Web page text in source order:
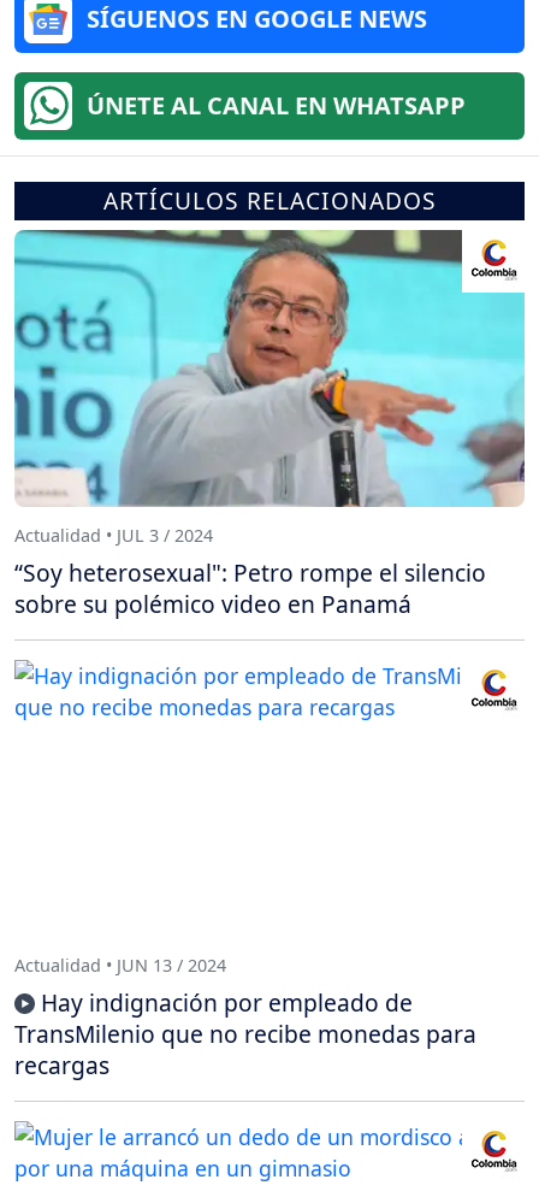
SÍGUENOS EN GOOGLE NEWS
ÚNETE AL CANAL EN WHATSAPP
ARTÍCULOS RELACIONADOS
Actualidad • JUL 3 / 2024
“Soy heterosexual": Petro rompe el silencio
sobre su polémico video en Panamá
Actualidad • JUN 13 / 2024
Hay indignación por empleado de
TransMilenio que no recibe monedas para
recargas